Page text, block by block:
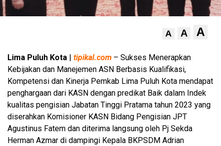
A A A
Lima Puluh Kota tipikal.com – Sukses Menerapkan
Kebijakan dan Manejemen ASN Berbasis Kualifikasi,
Kompetensi dan Kinerja Pemkab Lima Puluh Kota mendapat
penghargaan dari KASN dengan predikat Baik dalam Indek
kualitas pengisian Jabatan Tinggi Pratama tahun 2023 yang
diserahkan Komisioner KASN Bidang Pengisian JPT
Agustinus Fatem dan diterima langsung oleh Pj Sekda
Herman Azmar di dampingi Kepala BKPSDM Adrian